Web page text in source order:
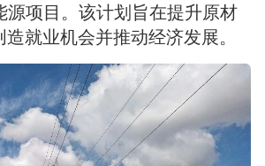
源项目。该计划旨在提升原材
就业机会并推动经济发展。